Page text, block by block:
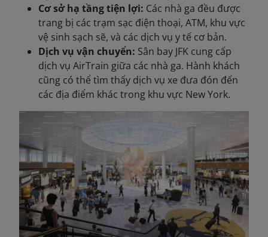
Cơ sở hạ tầng tiện lợi: Các nhà ga đều được
trang bị các trạm sạc điện thoại, ATM, khu vực
vệ sinh sạch sẽ, và các dịch vụ y tế cơ bản.
Dịch vụ vận chuyển: Sân bay JFK cung cấp
dịch vụ AirTrain giữa các nhà ga. Hành khách
cũng có thể tìm thấy dịch vụ xe đưa đón đến
các địa điểm khác trong khu vực New York.